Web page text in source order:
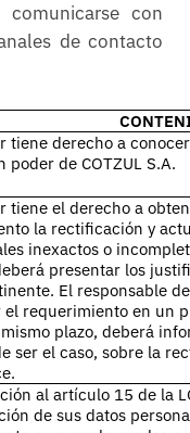
con
de contacto
tiene derecho a
poder de COTZUL S.A.
tiene el derecho a
la rectificación y
inexactos o
presentar los
El responsable
el requerimiento en un
plazo, deberá
ser el caso, sobre la
al artículo 15 de la
de sus datos